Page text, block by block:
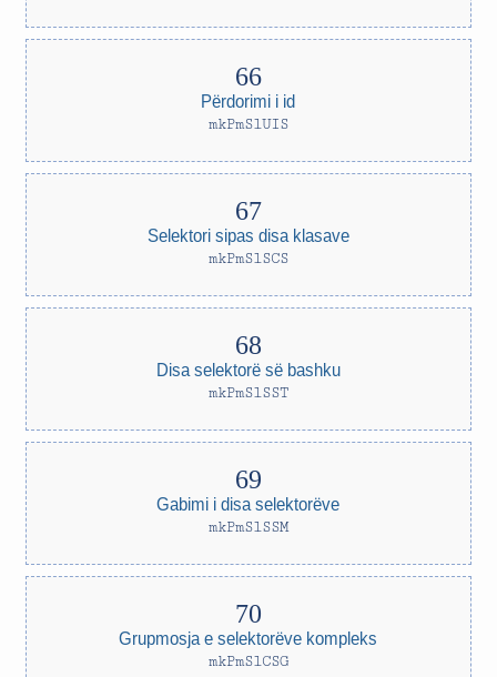
Përdorimi i id
mkPmSlUIS
Selektori sipas disa klasave
mkPmSlSCS
Disa selektorë së bashku
mkPmSlSST
Gabimi i disa selektorëve
mkPmSlSSM
Grupmosja e selektorëve kompleks
mkPmSlCSG